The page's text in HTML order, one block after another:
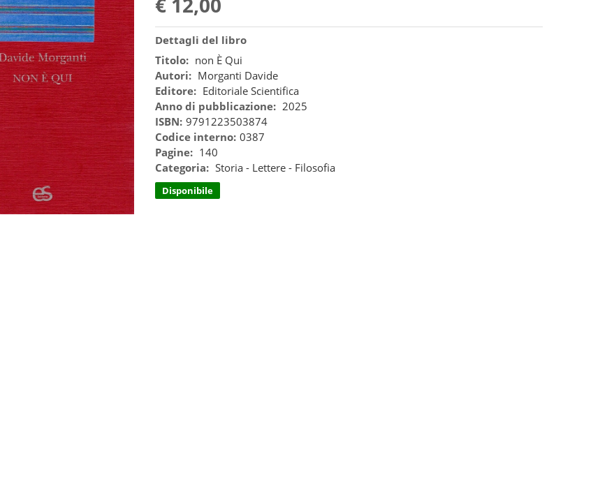
Dettagli del libro
Titolo: non È Qui
Autori: Morganti Davide
Editore: Editoriale Scientifica
Anno di pubblicazione: 2025
ISBN: 9791223503874
Codice interno: 0387
Pagine: 140
Categoria: Storia - Lettere - Filosofia
Disponibile